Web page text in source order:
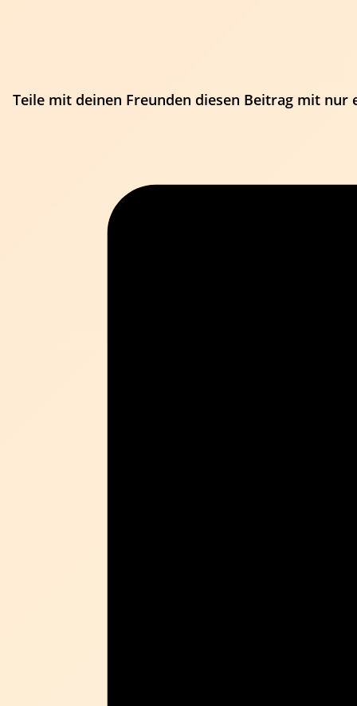
Teile mit deinen Freunden diesen Beitrag mit nur